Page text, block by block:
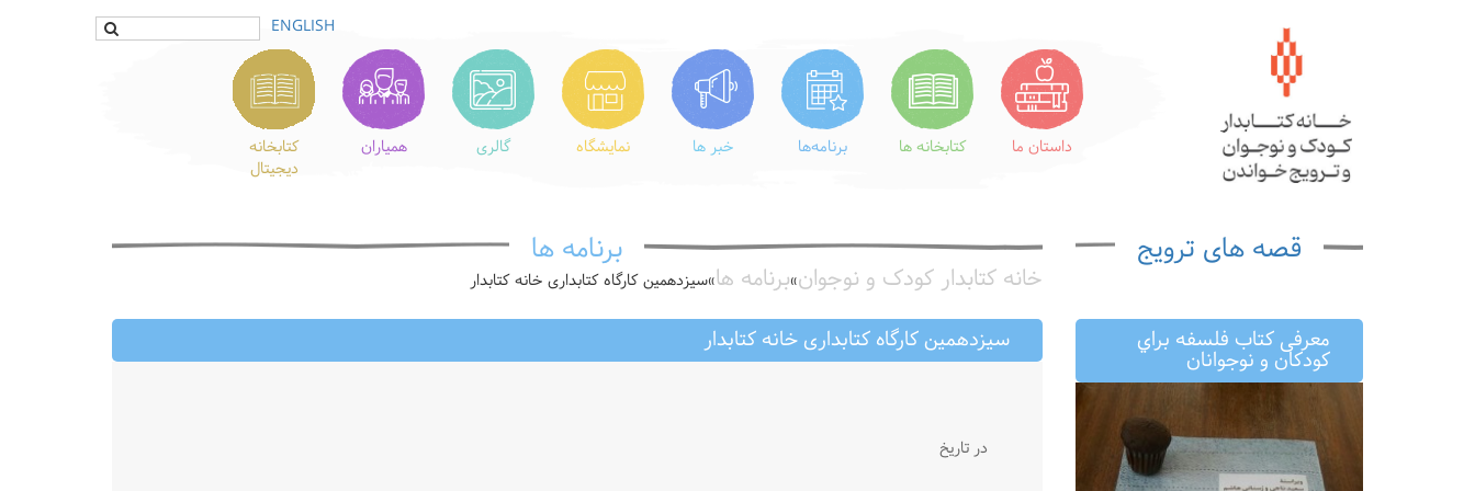
داستان ما کتابخانه ها برنامه‌ها خبر ها نمایشگاه گالری همیاران
کتابخانه
دیجیتال
ENGLISH
قصه های ترویج
معرفى كتاب فلسفه براي
كودكان و نوجوانان
برنامه ها
خانه کتابدار کودک و نوجوان»برنامه ها»سیزدهمین کارگاه کتابداری خانه کتابدار
سیزدهمین کارگاه کتابداری خانه کتابدار
در تاریخ